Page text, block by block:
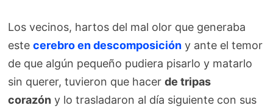
Los vecinos, hartos del mal olor que generaba
estecerebro en descomposición y ante el temor
de que algún pequeño pudiera pisarlo y matarlo
sin querer, tuvieron que hacerde tripas
corazón y lo trasladaron al día siguiente con sus